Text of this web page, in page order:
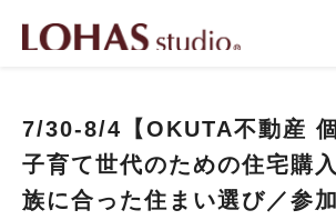
7/30-8/4【OKUTA不動産 個
子育て世代のための住宅購
族に合った住まい選び／参